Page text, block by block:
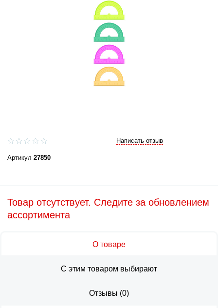
Написать отзыв
Артикул 27850
Товар отсутствует. Следите за обновлением
ассортимента
О товаре
С этим товаром выбирают
Отзывы (0)